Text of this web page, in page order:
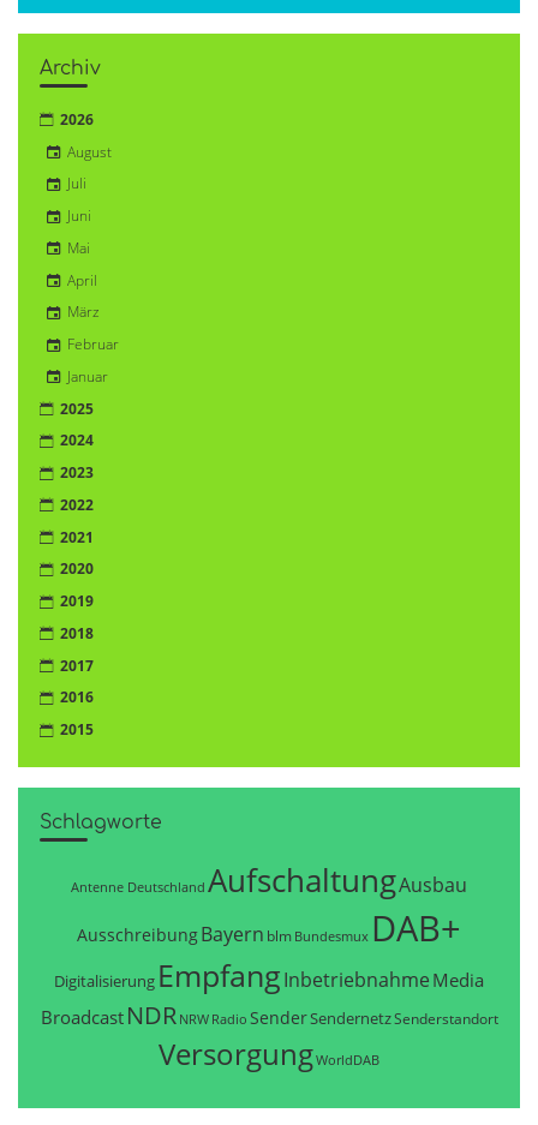
Archiv
2026
August
Juli
Juni
Mai
April
März
Februar
Januar
2025
2024
2023
2022
2021
2020
2019
2018
2017
2016
2015
Schlagworte
Antenne Deutschland AufschaltungAusbau
AusschreibungBayern blm Bundesmux DAB+
Digitalisierung EmpfangInbetriebnahme Media
Broadcast NDR NRW Radio SenderSendernetzSenderstandort
VersorgungWorldDAB